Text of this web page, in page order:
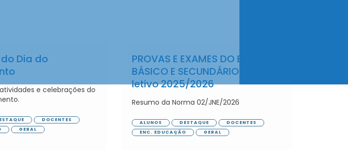
Dia do
e celebrações do
DOCENTES
GERAL
PROVAS E EXAMES DO ENSINO
BÁSICO E SECUNDÁRIO Ano
letivo 2025/2026
Resumo da Norma 02/JNE/2026
ALUNOS DESTAQUE
DOCENTES
ENC. EDUCAÇÃO
GERAL